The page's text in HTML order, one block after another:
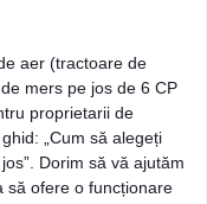
aer (tractoare de
mers pe jos de 6 CP
proprietarii de
„Cum să alegeți
Dorim să vă ajutăm
să ofere o funcționare